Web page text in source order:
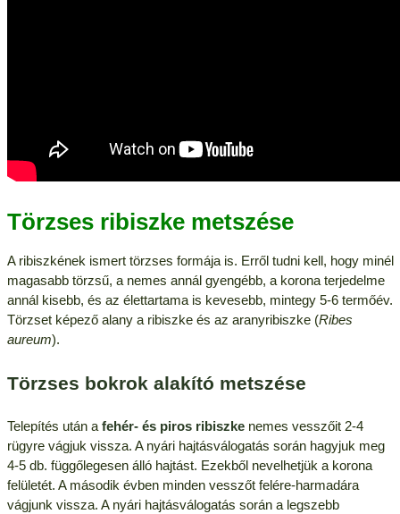
Törzses ribiszke metszése
A ribiszkének ismert törzses formája is. Erről tudni kell, hogy minél
magasabb törzsű, a nemes annál gyengébb, a korona terjedelme
annál kisebb, és az élettartama is kevesebb, mintegy 5-6 termőév.
Törzset képező alany a ribiszke és az aranyribiszke (Ribes
aureum).
Törzses bokrok alakító metszése
Telepítés után a fehér- és piros ribiszkenemes vesszőit 2-4
rügyre vágjuk vissza. A nyári hajtásválogatás során hagyjuk meg
4-5 db. függőlegesen álló hajtást. Ezekből nevelhetjük a korona
felületét. A második évben minden vesszőt felére-harmadára
vágjunk vissza. A nyári hajtásválogatás során a legszebb